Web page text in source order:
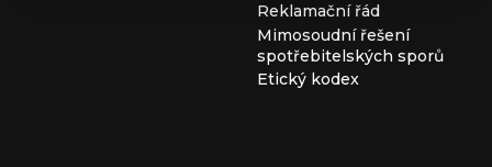
Reklamační řád
Mimosoudní řešení
spotřebitelských sporů
Etický kodex